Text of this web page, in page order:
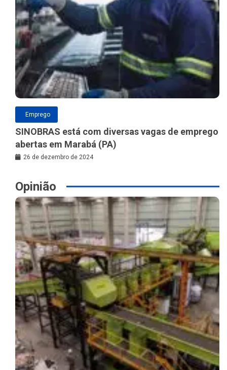
Emprego
SINOBRAS está com diversas vagas de emprego
abertas em Marabá (PA)
26 de dezembro de 2024
Opinião